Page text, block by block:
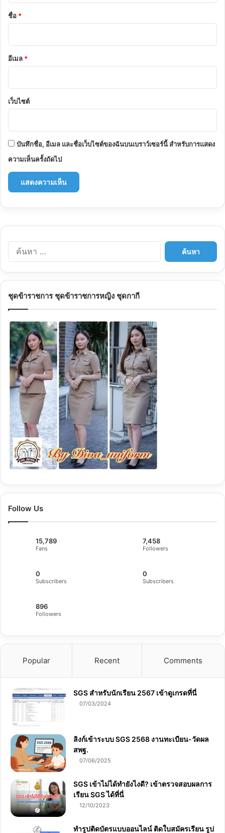
*
ชื่อ *
อีเมล *
เว็บไซต์
บันทึกชื่อ, อีเมล และชื่อเว็บไซต์ของฉันบนเบราว์เซอร์นี้ สำหรับการแสดง
ความเห็นครั้งถัดไป
ค้นหา
สำหรับ:
ชุดข้าราชการ ชุดข้าราชการหญิง ชุดกากี
Follow Us
15,789
Fans
7,458
Followers
0
Subscribers
0
Subscribers
896
Followers
Popular Recent Comments
SGS สําหรับนักเรียน 2567 เข้าดูเกรดที่นี่
07/03/2024
ลิงก์เข้าระบบ SGS 2568 งานทะเบียน-วัดผล
สพฐ.
07/06/2025
SGS เข้าไม่ได้ทำยังไงดี? เข้าตรวจสอบผลการ
เรียน SGS ได้ที่นี่
12/10/2023
ทำรูปติดบัตรแบบออนไลน์ ติดใบสมัครเรียน รูป